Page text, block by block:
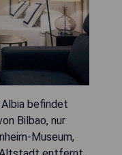
befindet
Bilbao, nur
Museum,